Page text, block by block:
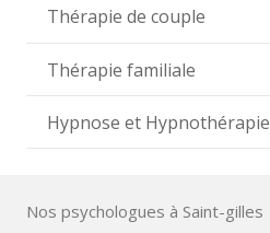
Thérapie de couple
Thérapie familiale
Hypnose et Hypnothérapie
Nos psychologues à Saint-gilles